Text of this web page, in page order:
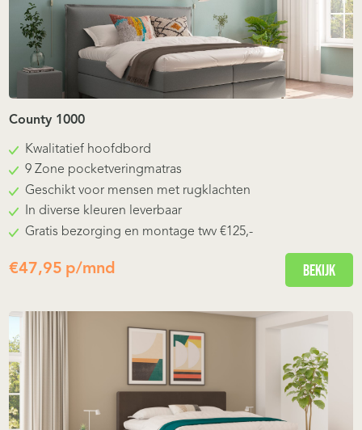
County 1000
Kwalitatief hoofdbord
9 Zone pocketveringmatras
Geschikt voor mensen met rugklachten
In diverse kleuren leverbaar
Gratis bezorging en montage twv €125,-
€47,95 p/mnd Bekijk